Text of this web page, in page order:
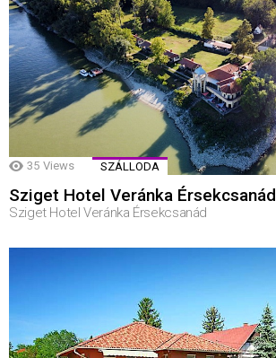
35 Views SZÁLLODA
Sziget Hotel Veránka Érsekcsanád
Sziget Hotel Veránka Érsekcsanád